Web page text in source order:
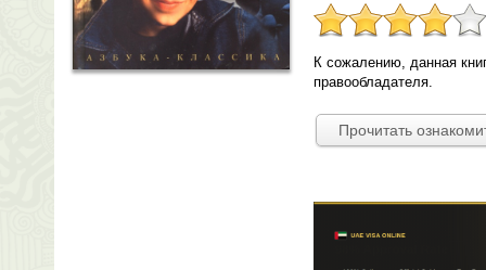
К сожалению, данная
правообладателя.
Прочитать